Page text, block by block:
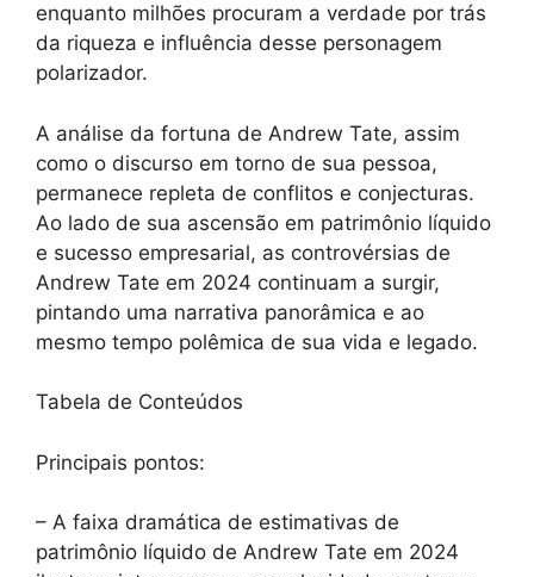
enquanto milhões procuram a verdade por trás
da riqueza e influência desse personagem
polarizador.
A análise da fortuna de Andrew Tate, assim
como o discurso em torno de sua pessoa,
permanece repleta de conflitos e conjecturas.
Ao lado de sua ascensão em patrimônio líquido
e sucesso empresarial, as controvérsias de
Andrew Tate em 2024 continuam a surgir,
pintando uma narrativa panorâmica e ao
mesmo tempo polêmica de sua vida e legado.
Tabela de Conteúdos
Principais pontos:
– A faixa dramática de estimativas de
patrimônio líquido de Andrew Tate em 2024